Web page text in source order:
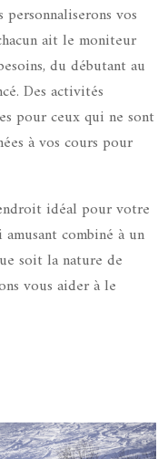
vos
ait le moniteur
du débutant au
Des activités
pour ceux qui ne sont
à vos cours pour
idéal pour votre
combiné à un
soit la nature de
vous aider à le